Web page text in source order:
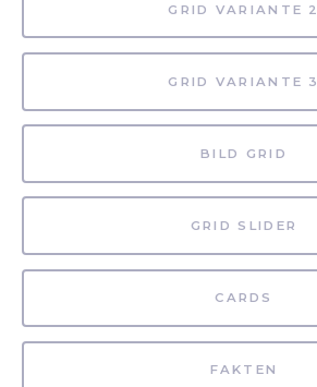
GRID VARIANTE 2
GRID VARIANTE 3
BILD GRID
GRID SLIDER
CARDS
FAKTEN